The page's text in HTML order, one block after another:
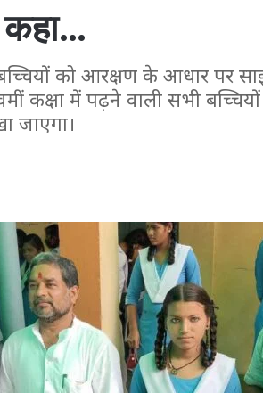
कहा…
को आरक्षण के आधार पर
कक्षा में पढ़ने वाली सभी
जाएगा।